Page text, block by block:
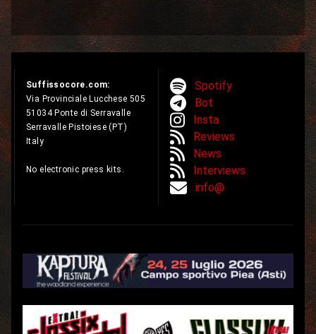
Suffissocore.com:
Via Provinciale Lucchese 505
51034 Ponte di Serravalle
Serravalle Pistoiese (PT)
Italy
No electronic press kits.
Spotify
Bot
Insta
Reviews
News
Interviews
info@